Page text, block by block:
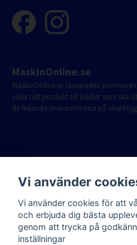
MaskinOnline.se
MaskinOnline.se lanserades
välja rätt produkt till jobbet som ska
de ledande leverantörerna på
Vi använder
Vi använder cookies för att
och erbjuda dig bästa
genom att trycka på
inställningar